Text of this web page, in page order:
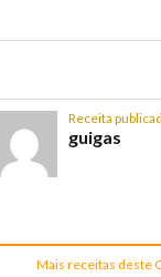
Receita
guigas
Mais receitas deste